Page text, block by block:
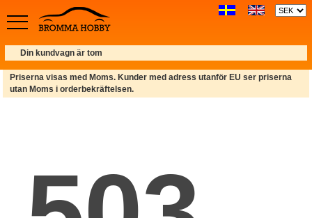
Din kundvagn är tom
Priserna visas med Moms. Kunder med adress utanför EU ser priserna
utan Moms i orderbekräftelsen.